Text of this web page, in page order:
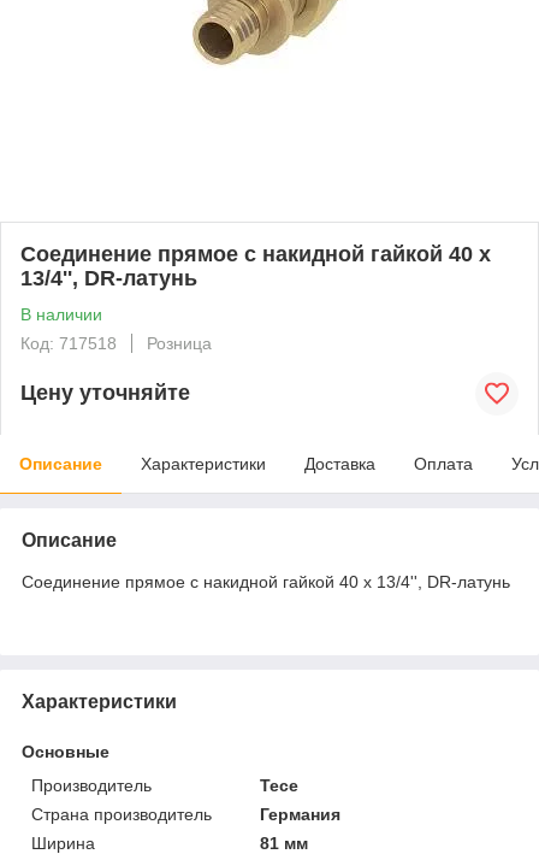
Соединение прямое с накидной гайкой 40 х
13/4'', DR-латунь
В наличии
Код: 717518
Розница
Цену уточняйте
Описание Характеристики Доставка Оплата
Описание
Соединение прямое с накидной гайкой 40 х 13/4'', DR-латунь
Характеристики
Основные
Производитель
Tece
Страна производитель
Германия
Ширина
81 мм